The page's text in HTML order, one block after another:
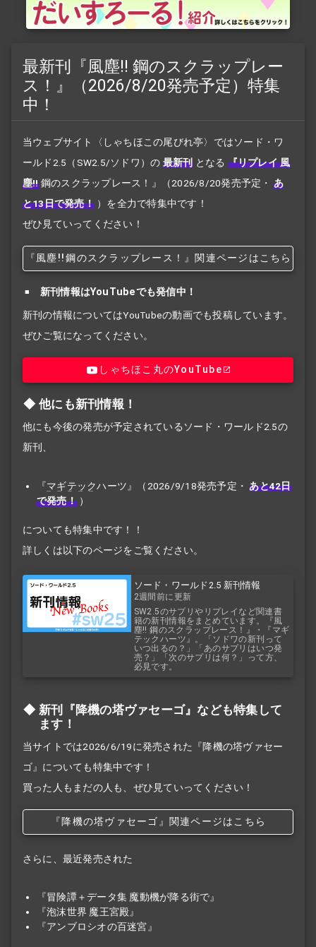
最新刊『風塵!! 鋼のスクラップレー
ス！』（2026/8/20発売予定）特集
中！
当ウェブサイト〈しゃちほこの尾びれ亭〉ではソード・ワ
ールド2.5（SW2.5/ソドワ）の 最新刊 となる 『リプレイ 風
塵!! 鋼のスクラップレース！』 （2026/8/20発売予定・ あ
と13日で発売！ ）を全力で特集中です！
ぜひ見ていってください！
『風塵!! 鋼のスクラップレース！』関連ページはこちら
新刊情報はYouTubeでも発信中！
新刊の情報についてはYouTubeの動画でも投稿しています。
ぜひご覧になってください。
しゃちほこ丸のYouTube
他にも新刊情報！
他にも今後の発売が予定されているソード・ワールド2.5の
新刊、
『マギテックハーツ』（2026/9/18発売予定・ あと42日
で発売！ ）
についても特集中です！！
詳しくは以下のページをご覧ください。
ソード・ワールド2.5 新刊情報
2週間前に更新
SW2.5のサプリやリプレイなど関連書
籍の新刊情報をまとめています。『風
塵!! 鋼のスクラップレース！』・『マギ
テックハーツ』。「ソドワの新刊って
いつ出るの？」「あのサプリはいつ発
売？」「次のサプリは何？」って方、
必見です。
新刊『降機の塔ヴァセーゴ』なども特集して
ます！
当サイトでは2026/6/19に発売された『降機の塔ヴァセー
ゴ』についても特集中です！
買った人もまだの人も、ぜひ見ていってください！
『降機の塔ヴァセーゴ』関連ページはこちら
さらに、最近発売された
『冒険譚＋データ集 魔動機が降る街で』
『泡沫世界 魔王宮殿』
『アンブロシオの百迷宮』